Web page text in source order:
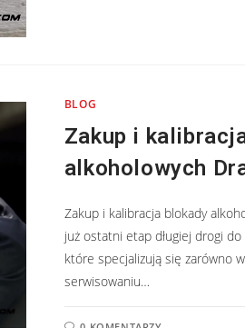
BLOG
Zakup i
alkoholowych
Zakup i kalibracja blokady
już ostatni etap długiej drogi
które specjalizują się zarówno
serwisowaniu…